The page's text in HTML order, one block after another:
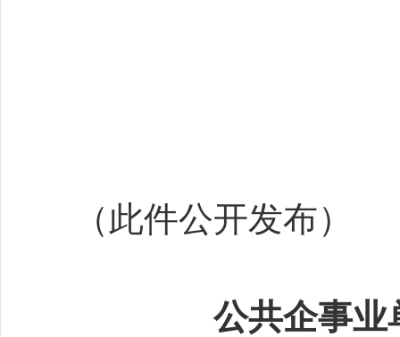
（此件公开发布）
公共企事业